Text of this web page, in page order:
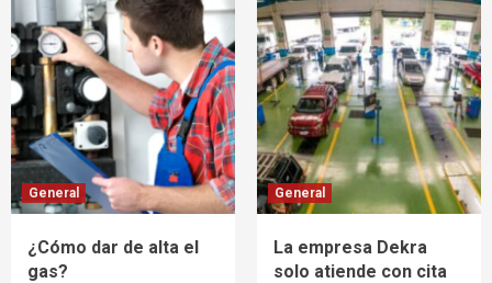
General
¿Cómo dar de alta el
gas?
General
La empresa Dekra
solo atiende con cita